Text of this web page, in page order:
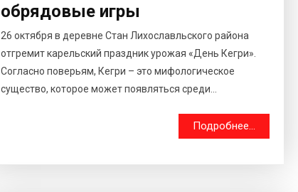
обрядовые игры
26 октября в деревне Стан Лихославльского района
отгремит карельский праздник урожая «День Кегри».
Согласно поверьям, Кегри – это мифологическое
существо, которое может появляться среди...
Подробнее...